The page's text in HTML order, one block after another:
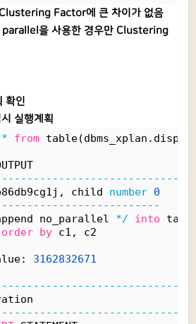
Factor에 큰 차이가 없음
을 사용한 경우만 Clustering
확인
실행계획
* from
child number 0
no_parallel */ into
order by c1, c2
3162832671